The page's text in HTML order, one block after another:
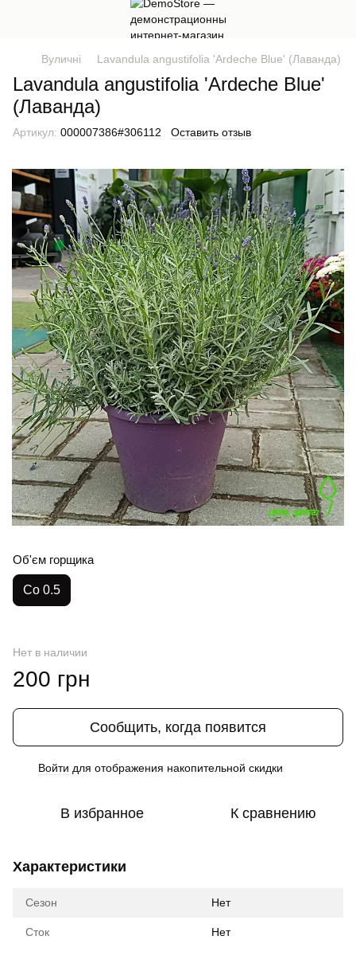
Вуличні Lavandula angustifolia 'Ardeche Blue' (Лаванда)
Lavandula angustifolia 'Ardeche Blue'
(Лаванда)
Артикул: 000007386#306112 Оставить отзыв
Об'єм горщика
Co 0.5
Нет в наличии
200 грн
Сообщить, когда появится
Войти для отображения накопительной скидки
В избранное К сравнению
Характеристики
Сезон Нет
Сток Нет